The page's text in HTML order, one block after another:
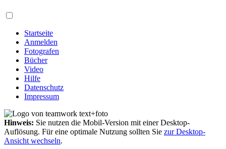
Startseite
Anmelden
Fotografen
Bücher
Video
Hilfe
Datenschutz
Impressum
Hinweis: Sie nutzen die Mobil-Version mit einer Desktop-
Auflösung. Für eine optimale Nutzung sollten Sie zur Desktop-
Ansicht wechseln.